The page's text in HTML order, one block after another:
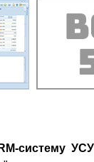
систему УСУ